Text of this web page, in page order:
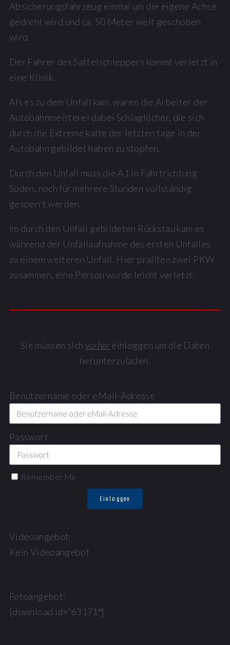
Absicherungsfahrzeug einmal um die eigene Achse
gedreht wird und ca. 50 Meter weit geschoben
wird.
Der Fahrer des Sattelschleppers kommt verletzt in
eine Klinik.
Als es zu dem Unfall kam, waren die Arbeiter der
Autobahnmeisterei dabei Schlaglöcher, die sich
durch die Extreme kalte der letzten tage in der
Autobahn gebildet haben zu stopfen.
Durch den Unfall muss die A1 in Fahrtrichtung
Süden, noch für mehrere Stunden vollständig
gesperrt werden.
Im durch den Unfall gebildeten Rückstau kam es
während der Unfallaufnahme des ersten Unfalles
zu einem weiteren Unfall. Hier prallten zwei PKW
zusammen, eine Person wurde leicht verletzt.
Sie müssen sich vorher einloggen um die Daten
herunterzuladen.
Benutzername oder eMail-Adresse
Passwort
Remember Me
Einloggen
Videoangebot:
Kein Videoangebot
Fotoangebot:
[download id=“63171″]